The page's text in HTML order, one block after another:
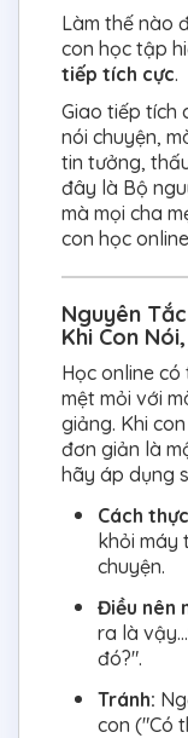
Làm thế nào
con học tập
tiếp tích cực.
Giao tiếp tích
nói chuyện,
tin tưởng,
đây là Bộ
mà mọi cha
con học
Nguyên
Khi Con
Học online
mệt mỏi với
giảng. Khi
đơn giản là
hãy áp dụng
Cách
khỏi máy
chuyện.
Điều nên
ra là
đó?".
Tránh:
con ("Có